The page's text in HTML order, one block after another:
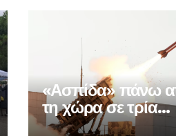
«Ασπίδα» πάνω
τη χώρα σε τρία
χρόνια